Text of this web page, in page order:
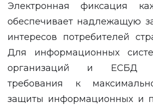
Электронная фиксация
обеспечивает надлежащую
интересов потребителей
Для информационных
организаций и ЕСБД
требования к
защиты информационных и